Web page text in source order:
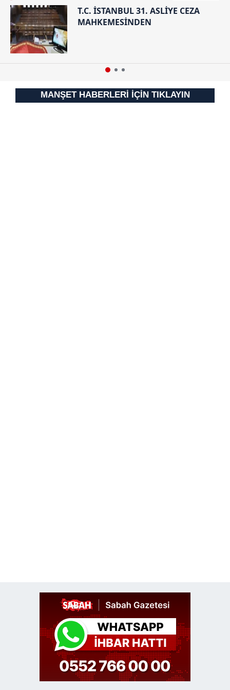
Sizlere daha iyi bir hizmet sunabilmek için İnternet
Sitemizde kendimize ve üçüncü kişilere ait çerezler
kullanılmaktadır. Bu çerezler vasıtasıyla çeşitli kişisel
verileriniz işlenmekte olup gerekli olan çerezler bilgi
toplumu hizmetlerinin sunulması amacıyla
kullanılmaktadır. Diğer çerezler, sitemizin daha işlevsel
reklam/pazarlama faaliyetlerinin yapılması, amaçlarıyla
sınırlı olarak açık rızanız dahilinde kullanılacaktır.
T.C. İSTANBUL 31. ASLİYE CEZA
MAHKEMESİNDEN
MANŞET HABERLERİ İÇİN TIKLAYIN